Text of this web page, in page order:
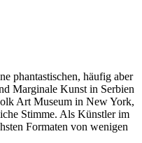
phantastischen, häufig aber
Marginale Kunst in Serbien
Art Museum in New York,
Stimme. Als Künstler im
Formaten von wenigen